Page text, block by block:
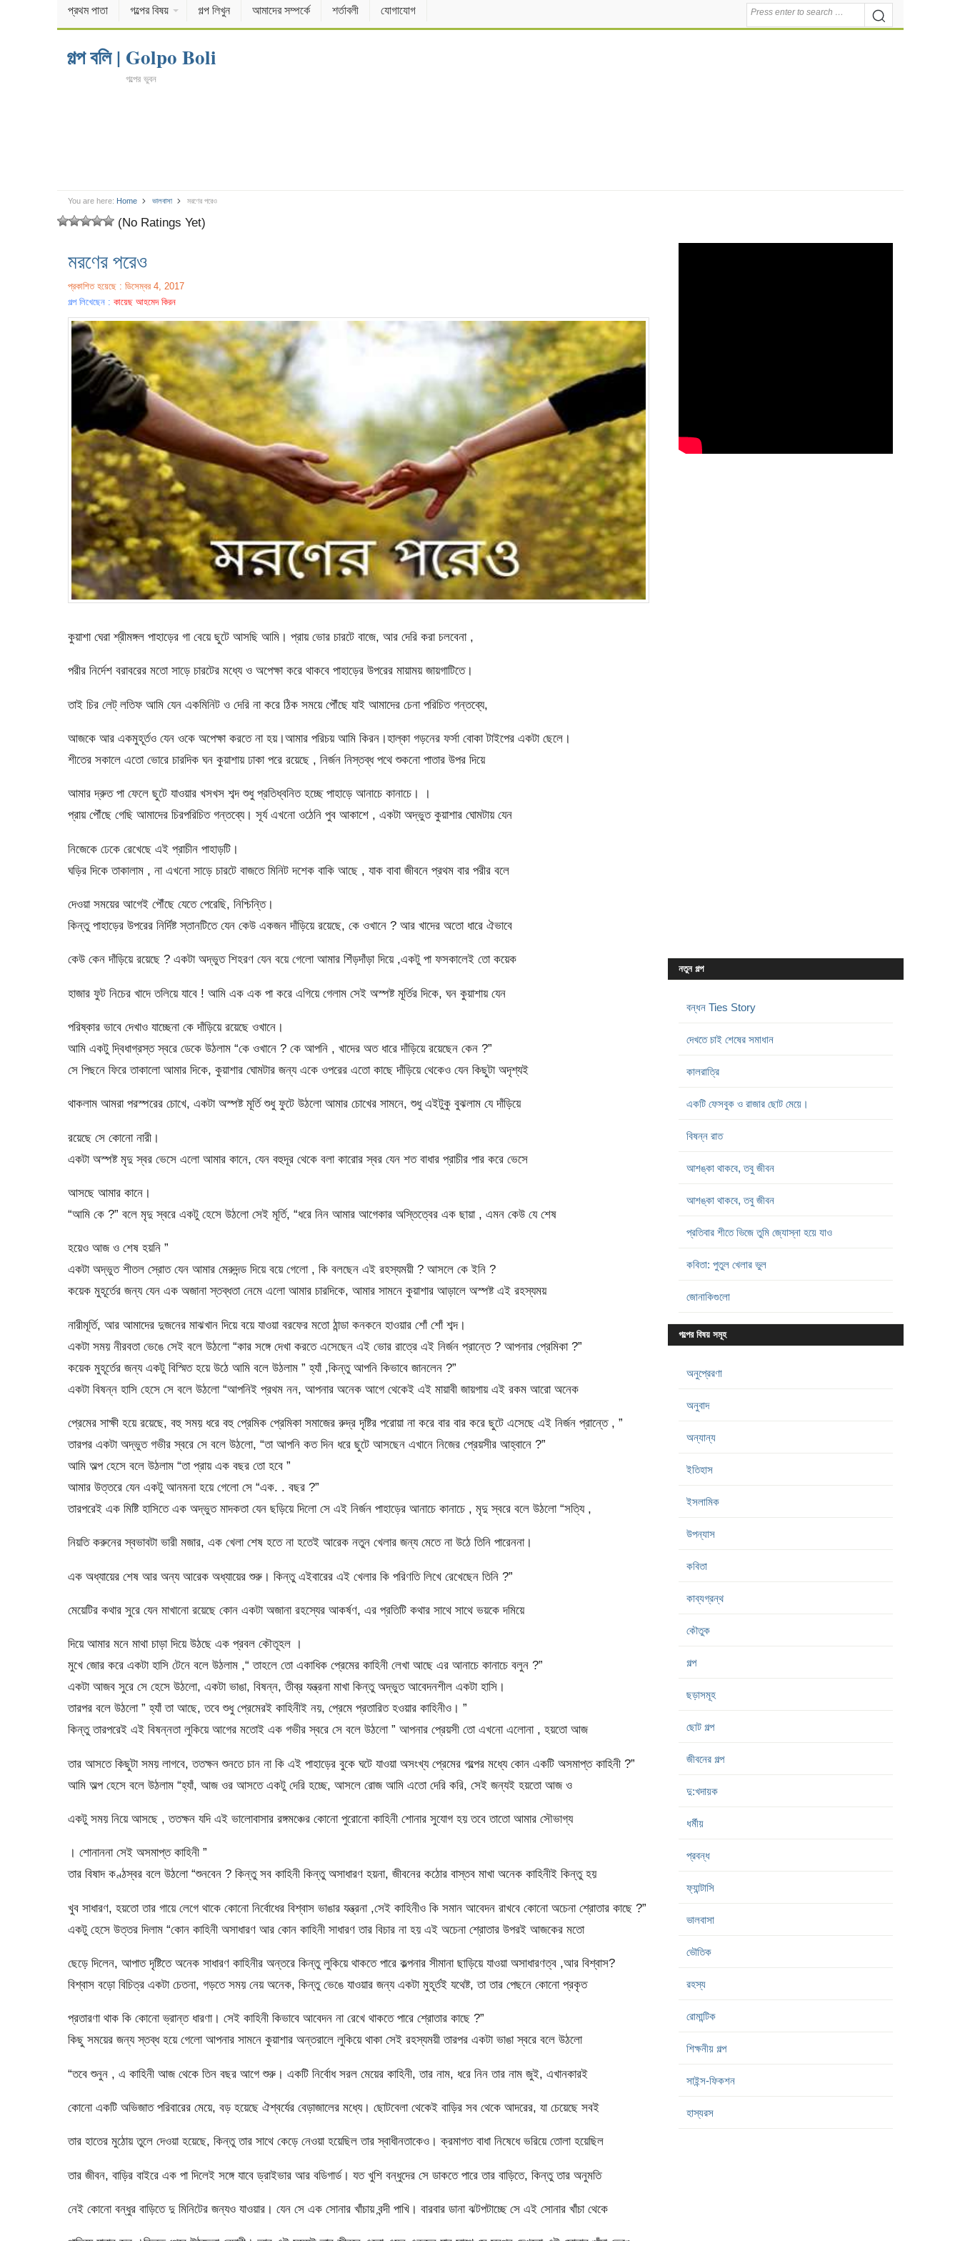
প্রথম পাতা গল্পের বিষয় গল্প লিখুন আমাদের সম্পর্কে শর্তাবলী যোগাযোগ
গল্প বলি | Golpo Boli
গল্পের ভুবন
You are here: Home ভালবাসা মরণের পরেও
(No Ratings Yet)
মরণের পরেও
প্রকাশিত হয়েছে : ডিসেম্বর 4, 2017
গল্প লিখেছেন : কায়েছ আহমেদ কিরন
কুয়াশা ঘেরা শ্রীমঙ্গল পাহাড়ের গা বেয়ে ছুটে আসছি আমি। প্রায় ভোর চারটে বাজে, আর দেরি করা চলবেনা ,
পরীর নির্দেশ বরাবরের মতো সাড়ে চারটের মধ্যে ও অপেক্ষা করে থাকবে পাহাড়ের উপরের মায়াময় জায়গাটিতে।
তাই চির লেট্ লতিফ আমি যেন একমিনিট ও দেরি না করে ঠিক সময়ে পৌঁছে যাই আমাদের চেনা পরিচিত গন্তব্যে,
আজকে আর একমুহূর্তও যেন ওকে অপেক্ষা করতে না হয়।আমার পরিচয় আমি কিরন।হাল্কা গড়নের ফর্সা বোকা টাইপের একটা ছেলে।
শীতের সকালে এতো ভোরে চারদিক ঘন কুয়াশায় ঢাকা পরে রয়েছে , নির্জন নিস্তব্ধ পথে শুকনো পাতার উপর দিয়ে
আমার দ্রুত পা ফেলে ছুটে যাওয়ার খসখস শব্দ শুধু প্রতিধ্বনিত হচ্ছে পাহাড়ে আনাচে কানাচে। ।
প্রায় পৌঁছে গেছি আমাদের চিরপরিচিত গন্তব্যে। সূর্য এখনো ওঠেনি পুব আকাশে , একটা অদ্ভুত কুয়াশার ঘোমটায় যেন
নিজেকে ঢেকে রেখেছে এই প্রাচীন পাহাড়টি।
ঘড়ির দিকে তাকালাম , না এখনো সাড়ে চারটে বাজতে মিনিট দশেক বাকি আছে , যাক বাবা জীবনে প্রথম বার পরীর বলে
দেওয়া সময়ের আগেই পৌঁছে যেতে পেরেছি, নিশ্চিন্তি।
কিন্তু পাহাড়ের উপরের নির্দিষ্ট স্তানটিতে যেন কেউ একজন দাঁড়িয়ে রয়েছে, কে ওখানে ? আর খাদের অতো ধারে ঐভাবে
কেউ কেন দাঁড়িয়ে রয়েছে ? একটা অদ্ভুত শিহরণ যেন বয়ে গেলো আমার শিঁড়দাঁড়া দিয়ে ,একটু পা ফসকালেই তো কয়েক
হাজার ফুট নিচের খাদে তলিয়ে যাবে ! আমি এক এক পা করে এগিয়ে গেলাম সেই অস্পষ্ট মূর্তির দিকে, ঘন কুয়াশায় যেন
পরিষ্কার ভাবে দেখাও যাচ্ছেনা কে দাঁড়িয়ে রয়েছে ওখানে।
আমি একটু দ্বিধাগ্রস্ত স্বরে ডেকে উঠলাম “কে ওখানে ? কে আপনি , খাদের অত ধারে দাঁড়িয়ে রয়েছেন কেন ?”
সে পিছনে ফিরে তাকালো আমার দিকে, কুয়াশার ঘোমটার জন্য একে ওপরের এতো কাছে দাঁড়িয়ে থেকেও যেন কিছুটা অদৃশ্যই
থাকলাম আমরা পরস্পরের চোখে, একটা অস্পষ্ট মূর্তি শুধু ফুটে উঠলো আমার চোখের সামনে, শুধু এইটুকু বুঝলাম যে দাঁড়িয়ে
রয়েছে সে কোনো নারী।
একটা অস্পষ্ট মৃদু স্বর ভেসে এলো আমার কানে, যেন বহুদূর থেকে বলা কারোর স্বর যেন শত বাধার প্রাচীর পার করে ভেসে
আসছে আমার কানে।
“আমি কে ?” বলে মৃদু স্বরে একটু হেসে উঠলো সেই মূর্তি, “ধরে নিন আমার আগেকার অস্তিত্বের এক ছায়া , এমন কেউ যে শেষ
হয়েও আজ ও শেষ হয়নি ”
একটা অদ্ভুত শীতল স্রোত যেন আমার মেরুদন্ড দিয়ে বয়ে গেলো , কি বলছেন এই রহস্যময়ী ? আসলে কে ইনি ?
কয়েক মুহূর্তের জন্য যেন এক অজানা স্তব্ধতা নেমে এলো আমার চারদিকে, আমার সামনে কুয়াশার আড়ালে অস্পষ্ট এই রহস্যময়
নারীমূর্তি, আর আমাদের দুজনের মাঝখান দিয়ে বয়ে যাওয়া বরফের মতো ঠান্ডা কনকনে হাওয়ার শোঁ শোঁ শব্দ।
একটা সময় নীরবতা ভেঙে সেই বলে উঠলো “কার সঙ্গে দেখা করতে এসেছেন এই ভোর রাত্রে এই নির্জন প্রান্তে ? আপনার প্রেমিকা ?”
কয়েক মুহূর্তের জন্য একটু বিস্মিত হয়ে উঠে আমি বলে উঠলাম ” হ্যাঁ ,কিন্তু আপনি কিভাবে জানলেন ?”
একটা বিষন্ন হাসি হেসে সে বলে উঠলো “আপনিই প্রথম নন, আপনার অনেক আগে থেকেই এই মায়াবী জায়গায় এই রকম আরো অনেক
প্রেমের সাক্ষী হয়ে রয়েছে, বহু সময় ধরে বহু প্রেমিক প্রেমিকা সমাজের রুদ্র দৃষ্টির পরোয়া না করে বার বার করে ছুটে এসেছে এই নির্জন প্রান্তে , ”
তারপর একটা অদ্ভুত গভীর স্বরে সে বলে উঠলো, “তা আপনি কত দিন ধরে ছুটে আসছেন এখানে নিজের প্রেয়সীর আহ্বানে ?”
আমি অল্প হেসে বলে উঠলাম “তা প্রায় এক বছর তো হবে ”
আমার উত্তরে যেন একটু আনমনা হয়ে গেলো সে “এক. . বছর ?”
তারপরেই এক মিষ্টি হাসিতে এক অদ্ভুত মাদকতা যেন ছড়িয়ে দিলো সে এই নির্জন পাহাড়ের আনাচে কানাচে , মৃদু স্বরে বলে উঠলো “সত্যি ,
নিয়তি করুনের স্বভাবটা ভারী মজার, এক খেলা শেষ হতে না হতেই আরেক নতুন খেলার জন্য মেতে না উঠে তিনি পারেননা।
এক অধ্যায়ের শেষ আর অন্য আরেক অধ্যায়ের শুরু। কিন্তু এইবারের এই খেলার কি পরিণতি লিখে রেখেছেন তিনি ?”
মেয়েটির কথার সুরে যেন মাখানো রয়েছে কোন একটা অজানা রহস্যের আকর্ষণ, এর প্রতিটি কথার সাথে সাথে ভয়কে দমিয়ে
দিয়ে আমার মনে মাথা চাড়া দিয়ে উঠছে এক প্রবল কৌতূহল ।
মুখে জোর করে একটা হাসি টেনে বলে উঠলাম ,“ তাহলে তো একাধিক প্রেমের কাহিনী লেখা আছে এর আনাচে কানাচে বলুন ?”
একটা আজব সুরে সে হেসে উঠলো, একটা ভাঙা, বিষন্ন, তীব্র যন্ত্রনা মাখা কিন্তু অদ্ভুত আবেদনশীল একটা হাসি।
তারপর বলে উঠলো ” হ্যাঁ তা আছে, তবে শুধু প্রেমেরই কাহিনীই নয়, প্রেমে প্রতারিত হওয়ার কাহিনীও। ”
কিন্তু তারপরেই এই বিষন্নতা লুকিয়ে আগের মতোই এক গভীর স্বরে সে বলে উঠলো ” আপনার প্রেয়সী তো এখনো এলোনা , হয়তো আজ
তার আসতে কিছুটা সময় লাগবে, ততক্ষন শুনতে চান না কি এই পাহাড়ের বুকে ঘটে যাওয়া অসংখ্য প্রেমের গল্পের মধ্যে কোন একটি অসমাপ্ত কাহিনী ?”
আমি অল্প হেসে বলে উঠলাম “হ্যাঁ, আজ ওর আসতে একটু দেরি হচ্ছে, আসলে রোজ আমি এতো দেরি করি, সেই জন্যই হয়তো আজ ও
একটু সময় নিয়ে আসছে , ততক্ষন যদি এই ভালোবাসার রঙ্গমঞ্চের কোনো পুরোনো কাহিনী শোনার সুযোগ হয় তবে তাতো আমার সৌভাগ্য
। শোনাননা সেই অসমাপ্ত কাহিনী ”
তার বিষাদ কণ্ঠস্বর বলে উঠলো “শুনবেন ? কিন্তু সব কাহিনী কিন্তু অসাধারণ হয়না, জীবনের কঠোর বাস্তব মাখা অনেক কাহিনীই কিন্তু হয়
খুব সাধারণ, হয়তো তার গায়ে লেগে থাকে কোনো নির্বোধের বিশ্বাস ভাঙার যন্ত্রনা ,সেই কাহিনীও কি সমান আবেদন রাখবে কোনো অচেনা শ্রোতার কাছে ?”
একটু হেসে উত্তর দিলাম “কোন কাহিনী অসাধারণ আর কোন কাহিনী সাধারণ তার বিচার না হয় এই অচেনা শ্রোতার উপরই আজকের মতো
ছেড়ে দিলেন, আপাত দৃষ্টিতে অনেক সাধারণ কাহিনীর অন্তরে কিন্তু লুকিয়ে থাকতে পারে কল্পনার সীমানা ছাড়িয়ে যাওয়া অসাধারণত্ব ,আর বিশ্বাস?
বিশ্বাস বড়ো বিচিত্র একটা চেতনা, গড়তে সময় নেয় অনেক, কিন্তু ভেঙে যাওয়ার জন্য একটা মুহূর্তই যথেষ্ট, তা তার পেছনে কোনো প্রকৃত
প্রতারণা থাক কি কোনো ভ্রান্ত ধারণা। সেই কাহিনী কিভাবে আবেদন না রেখে থাকতে পারে শ্রোতার কাছে ?”
কিছু সময়ের জন্য স্তব্ধ হয়ে গেলো আপনার সামনে কুয়াশার অন্তরালে লুকিয়ে থাকা সেই রহস্যময়ী তারপর একটা ভাঙা স্বরে বলে উঠলো
“তবে শুনুন , এ কাহিনী আজ থেকে তিন বছর আগে শুরু। একটি নির্বোধ সরল মেয়ের কাহিনী, তার নাম, ধরে নিন তার নাম জুই, এখানকারই
কোনো একটি অভিজাত পরিবারের মেয়ে, বড় হয়েছে ঐশ্বর্যের বেড়াজালের মধ্যে। ছোটবেলা থেকেই বাড়ির সব থেকে আদরের, যা চেয়েছে সবই
তার হাতের মুঠোয় তুলে দেওয়া হয়েছে, কিন্তু তার সাথে কেড়ে নেওয়া হয়েছিল তার স্বাধীনতাকেও। ক্রমাগত বাধা নিষেধে ভরিয়ে তোলা হয়েছিল
তার জীবন, বাড়ির বাইরে এক পা দিলেই সঙ্গে যাবে ড্রাইভার আর বডিগার্ড। যত খুশি বন্ধুদের সে ডাকতে পারে তার বাড়িতে, কিন্তু তার অনুমতি
নেই কোনো বন্ধুর বাড়িতে দু মিনিটের জন্যও যাওয়ার। যেন সে এক সোনার খাঁচায় বন্দী পাখি। বারবার ডানা ঝটপটাচ্ছে সে এই সোনার খাঁচা থেকে
নতুন গল্প
বন্ধন Ties Story
দেখতে চাই শেষের সমাধান
কালরাত্রি
একটি ফেসবুক ও রাজার ছোট মেয়ে।
বিষন্ন রাত
আশঙ্কা থাকবে, তবু জীবন
আশঙ্কা থাকবে, তবু জীবন
প্রতিবার শীতে ভিজে তুমি জ্যোস্না হয়ে যাও
কবিতা: পুতুল খেলার ভুল
জোনাকিগুলো
গল্পের বিষয় সমূহ
অনুপ্রেরণা
অনুবাদ
অন্যান্য
ইতিহাস
ইসলামিক
উপন্যাস
কবিতা
কাব্যগ্রন্থ
কৌতুক
গল্প
ছড়াসমূহ
ছোট গল্প
জীবনের গল্প
দু:খদায়ক
ধর্মীয়
প্রবন্ধ
ফ্যান্টাসি
ভালবাসা
ভৌতিক
রহস্য
রোমান্টিক
শিক্ষনীয় গল্প
সাইন্স-ফিকশন
হাস্যরস